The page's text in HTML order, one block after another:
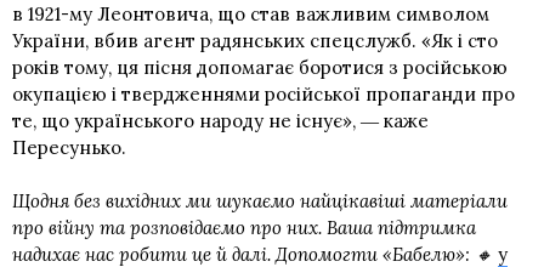
в 1921-му Леонтовича, що став важливим символом
України, вбив агент радянських спецслужб. «Як і сто
років тому, ця пісня допомагає боротися з російською
окупацією і твердженнями російської пропаганди про
те, що українського народу не існує», ― каже
Пересунько.
Щодня без вихідних ми шукаємо найцікавіші матеріали
про війну та розповідаємо про них. Ваша підтримка
надихає нас робити це й далі. Допомогти «Бабелю»: 🔸 у